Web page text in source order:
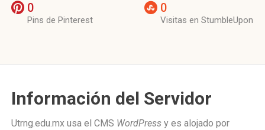
0
Pins de Pinterest
0
Visitas en StumbleUpon
Información del Servidor
Utrng.edu.mx usa el CMS WordPress y es alojado por